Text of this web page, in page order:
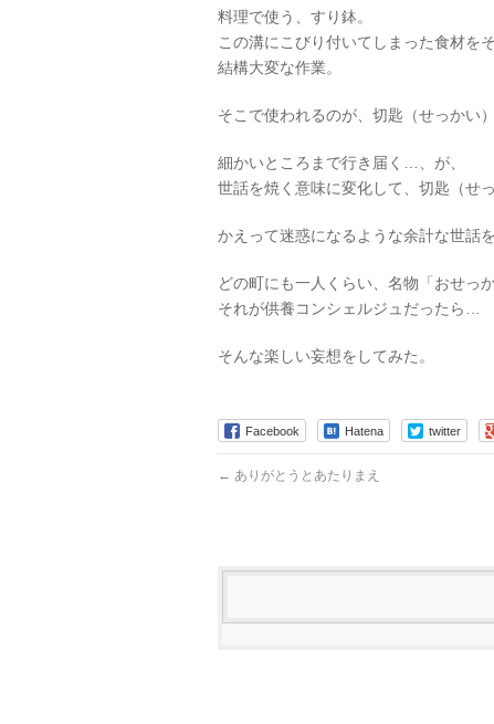
料理で使う、すり鉢。
この溝にこびり付いてしまった食材を
結構大変な作業。
そこで使われるのが、切匙（せっかい
細かいところまで行き届く…、が、
世話を焼く意味に変化して、切匙（せ
かえって迷惑になるような余計な世話
どの町にも一人くらい、名物「おせっ
それが供養コンシェルジュだったら…
そんな楽しい妄想をしてみた。
Facebook Hatena twitter
← ありがとうとあたりまえ